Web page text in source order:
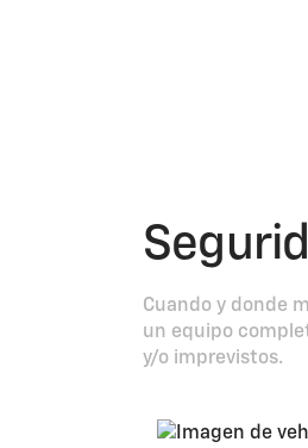
Cuando y donde
un equipo
y/o imprevistos.